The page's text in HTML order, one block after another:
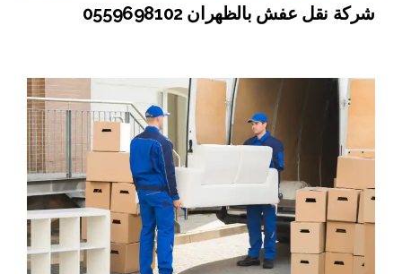
شركة نقل عفش بالظهران 0559698102